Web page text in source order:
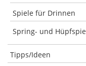
Spiele für Drinnen
Spring- und
Tipps/Ideen